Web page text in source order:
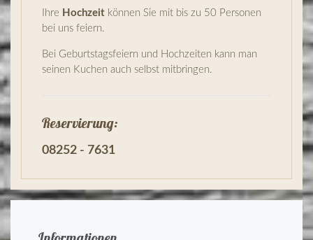
Ihre Hochzeit können Sie mit bis zu 50 Personen
bei uns feiern.
Bei Geburtstagsfeiern und Hochzeiten kann man
seinen Kuchen auch selbst mitbringen.
Reservierung:
08252 - 7631